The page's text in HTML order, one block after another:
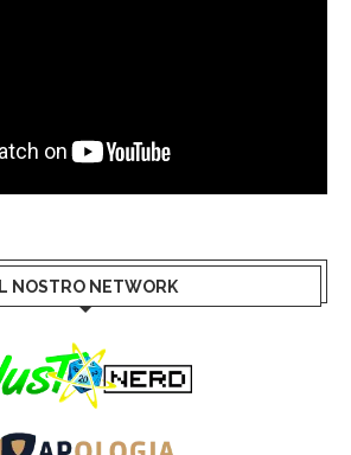
IL NOSTRO NETWORK